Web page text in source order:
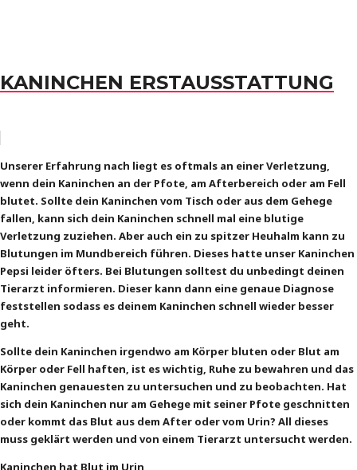
KANINCHEN ERSTAUSSTATTUNG
Unserer Erfahrung nach liegt es oftmals an einer Verletzung,
wenn dein Kaninchen an der Pfote, am Afterbereich oder am Fell
blutet. Sollte dein Kaninchen vom Tisch oder aus dem Gehege
fallen, kann sich dein Kaninchen schnell mal eine blutige
Verletzung zuziehen. Aber auch ein zu spitzer Heuhalm kann zu
Blutungen im Mundbereich führen. Dieses hatte unser Kaninchen
Pepsi leider öfters. Bei Blutungen solltest du unbedingt deinen
Tierarzt informieren. Dieser kann dann eine genaue Diagnose
feststellen sodass es deinem Kaninchen schnell wieder besser
geht.
Sollte dein Kaninchen irgendwo am Körper bluten oder Blut am
Körper oder Fell haften, ist es wichtig, Ruhe zu bewahren und das
Kaninchen genauesten zu untersuchen und zu beobachten. Hat
sich dein Kaninchen nur am Gehege mit seiner Pfote geschnitten
oder kommt das Blut aus dem After oder vom Urin? All dieses
muss geklärt werden und von einem Tierarzt untersucht werden.
Kaninchen hat Blut im Urin